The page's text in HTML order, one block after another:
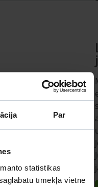
Par
statistikas
tīmekļa vietnē